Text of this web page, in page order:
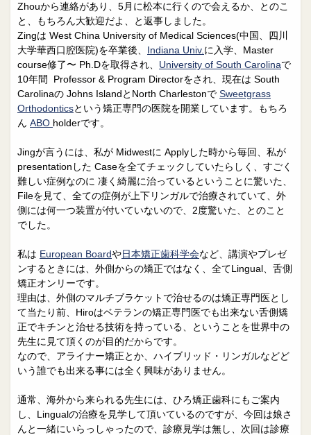
メール送信 相談室
皆さんの声 求人
院長日誌 治療相談
スタッフブログ サイトマップ
0263-54-6622
MAILはこちら
Zhouから連絡があり、5月に松本に行くので会えるか、とのこ
と、もちろん大歓迎だよ、と返事しました。
Zingは West China University of Medical Sciences(中国、四川
大学華西口腔医院)を卒業後、 Indiana Univ. に入学、Master
course修了〜 Ph.Dを取得され、 University of South Carolinaで
10年間 Professor & Program Directorをされ、現在は South
Carolinaの Johns IslandとNorth Charlestonで Sweetgrass
Orthodonticsという矯正専門の医院を開業しています。もちろ
ん ABO holderです。
Jingが言うには、私が Midwestに Applyした時から毎回、私が
presentationした Caseを全てチェックしていたらしく、すごく
難しい症例なのに 凄く綺麗に治っているということに驚いた、
Fileを見て、全ての症例が上下リンガルで治療されていて、外
側には何一つ装置が付いていないので、2度驚いた、とのこと
でした。
私は European Boardや日本矯正歯科学会など、講演やプレゼ
ンするときには、外側からの矯正ではなく、全てLingual、舌側
矯正オンリーです。
理由は、外側のマルチブラケットで治せるのは矯正専門医とし
て当たり前、Hiroはベテランの矯正専門医でも出来ない舌側矯
正でキチンと治せる技術を持っている、ということを世界中の
先生に見て頂くのが目的だからです。
なので、アライナー矯正とか、ハイブリッド・リンガルなどど
いう誰でも出来る事には全く興味がありません。
通常、海外から来られる先生には、ひろ矯正歯科にもご案内
し、Lingualの治療を見学して頂いているのですが、今回は娘さ
んと一緒にいらっしゃったので、診療見学は無し、次回は診療